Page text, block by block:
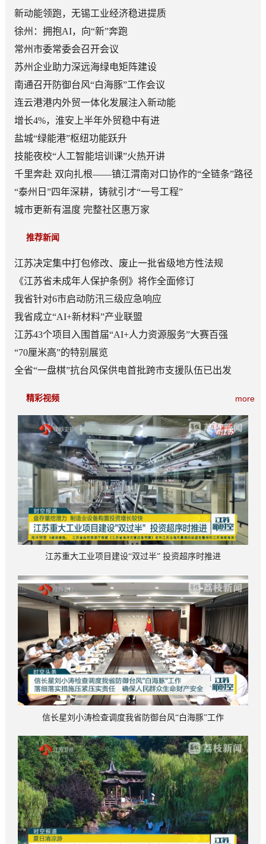
新动能领跑，无锡工业经济稳进提质
徐州：拥抱AI，向“新”奔跑
常州市委常委会召开会议
苏州企业助力深远海绿电矩阵建设
南通召开防御台风“白海豚”工作会议
连云港港内外贸一体化发展注入新动能
增长4%，淮安上半年外贸稳中有进
盐城“绿能港”枢纽功能跃升
技能夜校“人工智能培训课”火热开讲
千里奔赴 双向扎根——镇江渭南对口协作的“全链条”路径
“泰州日”四年深耕，铸就引才“一号工程”
城市更新有温度 完整社区惠万家
推荐新闻
江苏决定集中打包修改、废止一批省级地方性法规
《江苏省未成年人保护条例》将作全面修订
我省针对6市启动防汛三级应急响应
我省成立“AI+新材料”产业联盟
江苏43个项目入围首届“AI+人力资源服务”大赛百强
“70厘米高”的特别展览
全省“一盘棋”抗台风保供电首批跨市支援队伍已出发
more
精彩视频
江苏重大工业项目建设“双过半” 投资超序时推进
信长星刘小涛检查调度我省防御台风“白海豚”工作